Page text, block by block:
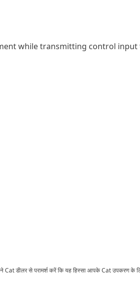
while transmitting control
डीलर से परामर्श करें कि यह हिस्सा आपके Cat उपकरण के